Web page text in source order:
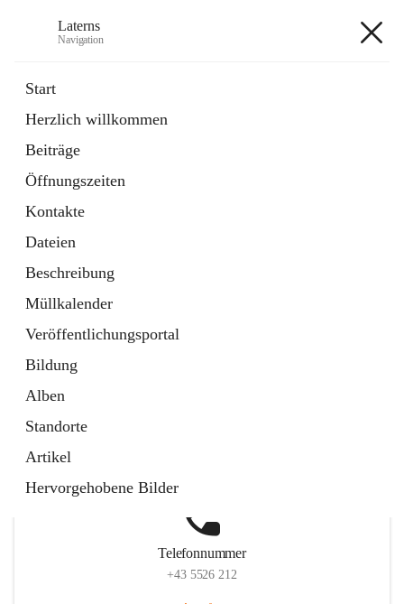
Laterns
Navigation
Start
Herzlich willkommen
Beiträge
Öffnungszeiten
Kontakte
Dateien
Beschreibung
Müllkalender
Veröffentlichungsportal
Bildung
Alben
Standorte
Artikel
Hervorgehobene Bilder
11 Schnellzugriffe
Soziales
1 Schnellzugriff
Telefonnummer
+43 5526 212